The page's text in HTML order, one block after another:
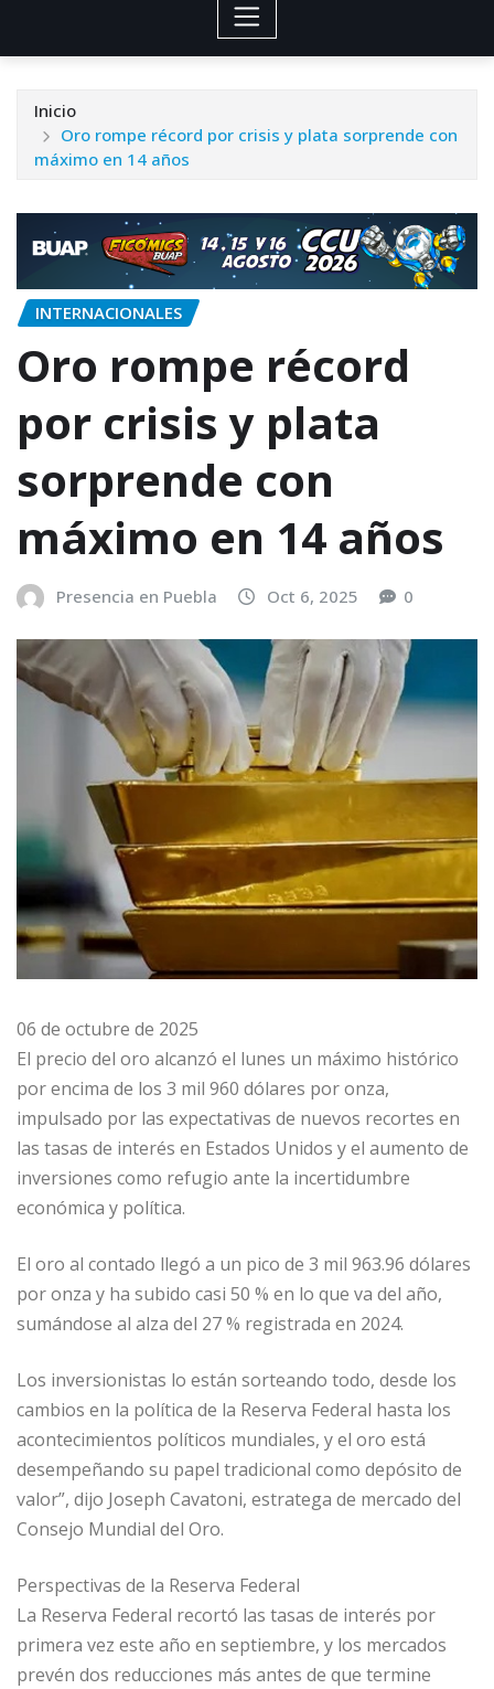
Inicio
Oro rompe récord por crisis y plata sorprende con
máximo en 14 años
INTERNACIONALES
Oro rompe récord
por crisis y plata
sorprende con
máximo en 14 años
Presencia en Puebla Oct 6, 2025 0
06 de octubre de 2025
El precio del oro alcanzó el lunes un máximo histórico
por encima de los 3 mil 960 dólares por onza,
impulsado por las expectativas de nuevos recortes en
las tasas de interés en Estados Unidos y el aumento de
inversiones como refugio ante la incertidumbre
económica y política.
El oro al contado llegó a un pico de 3 mil 963.96 dólares
por onza y ha subido casi 50 % en lo que va del año,
sumándose al alza del 27 % registrada en 2024.
Los inversionistas lo están sorteando todo, desde los
cambios en la política de la Reserva Federal hasta los
acontecimientos políticos mundiales, y el oro está
desempeñando su papel tradicional como depósito de
valor”, dijo Joseph Cavatoni, estratega de mercado del
Consejo Mundial del Oro.
Perspectivas de la Reserva Federal
La Reserva Federal recortó las tasas de interés por
primera vez este año en septiembre, y los mercados
prevén dos reducciones más antes de que termine